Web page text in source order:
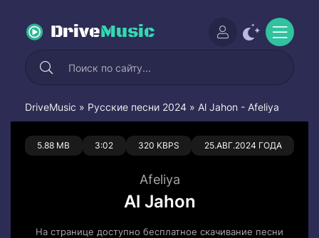
DriveMusic
DriveMusic » Русские песни 2024 » Al Jahon - Afeliya
5.88 MB 3:02 320 KBPS 25.АВГ.2024 ГОДА
0 0
Afeliya
Al Jahon
На странице доступно бесплатное скачивание песни